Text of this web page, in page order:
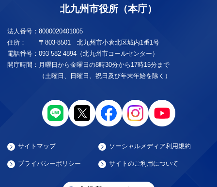
北九州市役所（本庁）
法人番号： 8000020401005
住所：
〒803-8501 北九州市小倉北区城内1番1号
電話番号： 093-582-4894（北九州市コールセンター）
開庁時間： 月曜日から金曜日の8時30分から17時15分まで
（土曜日、日曜日、祝日及び年末年始を除く）
サイトマップ ソーシャルメディア利用規約
プライバシーポリシー サイトのご利用について